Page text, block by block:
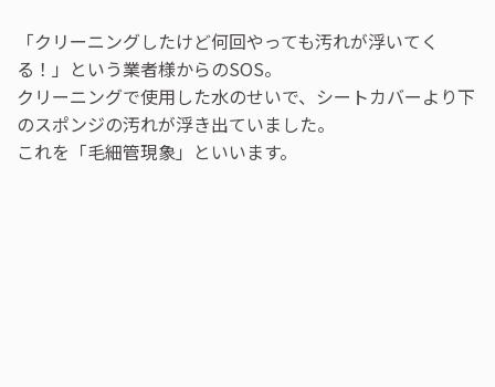
「クリーニングしたけど何回やっても汚れが浮いてく
る！」という業者様からのSOS。
クリーニングで使用した水のせいで、シートカバーより下
のスポンジの汚れが浮き出ていました。
これを「毛細管現象」といいます。